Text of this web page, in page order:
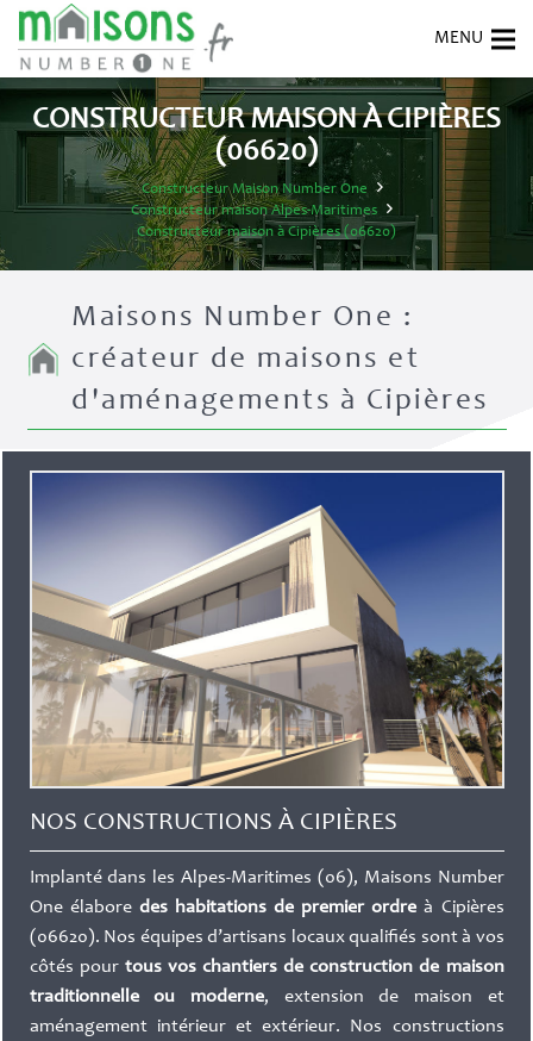
CONSTRUCTEUR MAISON À CIPIÈRES
(06620)
Constructeur Maison Number One
Constructeur maison Alpes-Maritimes
Constructeur maison à Cipières (06620)
Maisons Number One :
créateur de maisons et
d'aménagements à Cipières
NOS CONSTRUCTIONS À CIPIÈRES
Implanté dans les Alpes-Maritimes (06), Maisons Number
One élaboredes habitations de premier ordre à Cipières
(06620). Nos équipes d’artisans locaux qualifiés sont à vos
côtés pourtous vos chantiers de construction de maison
traditionnelle ou moderne, extension de maison et
aménagement intérieur et extérieur. Nos constructions